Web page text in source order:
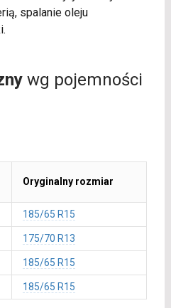
spalanie oleju
wg pojemności
Oryginalny rozmiar
185/65 R15
175/70 R13
185/65 R15
185/65 R15